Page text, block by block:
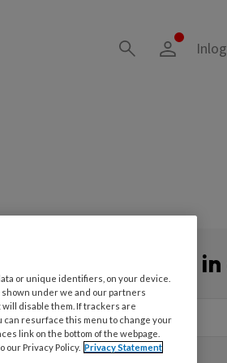
of
Zoeken
or unique identifiers, on your device.
under we and our partners
disable them. If trackers are
can resurface this menu to change your
link on the bottom of the webpage.
Privacy Policy. Privacy Statement